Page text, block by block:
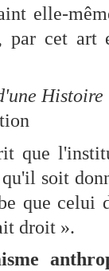
elle-
par cet art
que
qu'il soit
que celui
droit ».